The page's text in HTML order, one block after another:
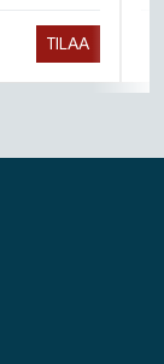
TILAA